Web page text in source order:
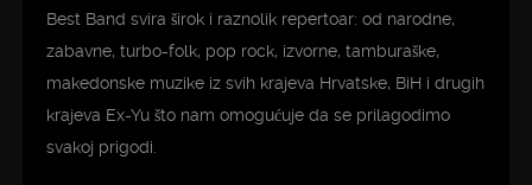
Best Band svira širok i raznolik repertoar: od narodne,
zabavne, turbo-folk, pop rock, izvorne, tamburaške,
makedonske muzike iz svih krajeva Hrvatske, BiH i drugih
krajeva Ex-Yu što nam omogućuje da se prilagodimo
svakoj prigodi.